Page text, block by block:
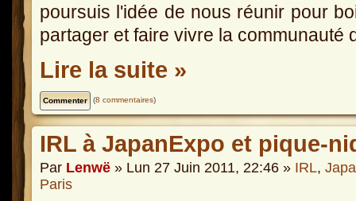
poursuis l'idée de nous réunir pour
partager et faire vivre la communauté
Lire la suite »
(8 commentaires)
IRL à JapanExpo et pique-
Par Lenwë » Lun 27 Juin 2011, 22:46 » IRL,
Paris